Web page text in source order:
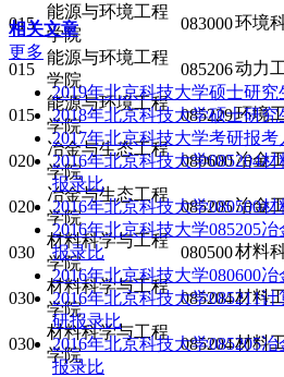
015
能源与环境工程
学院
083000环境
015
能源与环境工程
学院
085206动力
015
能源与环境工程
学院
085229环境
020
冶金与生态工程
学院
080600冶金
020
冶金与生态工程
学院
085205冶金
030
材料科学与工程
学院
080500材料
030
材料科学与工程
学院
085204材料
030
材料科学与工程
学院
085204材料
相关文章
更多
2019年北京科技大学硕士研
2018年北京科技大学硕士研
2017年北京科技大学考研报考
2016年北京科技大学085204
报录比
2016年北京科技大学080500
2016年北京科技大学085205
报录比
2016年北京科技大学080600
2016年北京科技大学085211
研报录比
2016年北京科技大学085205
报录比